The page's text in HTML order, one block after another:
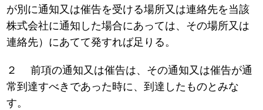
が別に通知又は催告を受ける場所又は連絡先を当該
株式会社に通知した場合にあっては、その場所又は
連絡先）にあてて発すれば足りる。
２ 前項の通知又は催告は、その通知又は催告が通
常到達すべきであった時に、到達したものとみな
す。